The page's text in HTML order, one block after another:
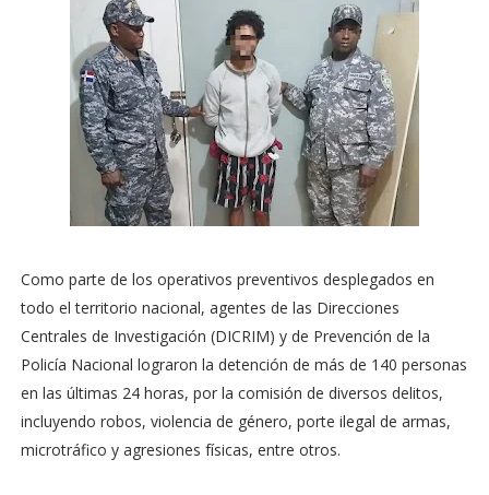
Como parte de los operativos preventivos desplegados en
todo el territorio nacional, agentes de las Direcciones
Centrales de Investigación (DICRIM) y de Prevención de la
Policía Nacional lograron la detención de más de 140 personas
en las últimas 24 horas, por la comisión de diversos delitos,
incluyendo robos, violencia de género, porte ilegal de armas,
microtráfico y agresiones físicas, entre otros.